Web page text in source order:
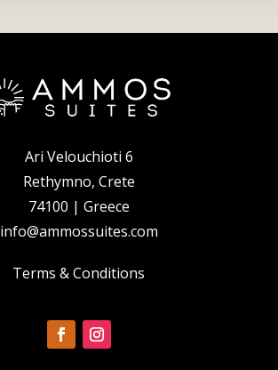
Ari Velouchioti 6
Rethymno, Crete
74100 | Greece
info@ammossuites.com
Terms & Conditions